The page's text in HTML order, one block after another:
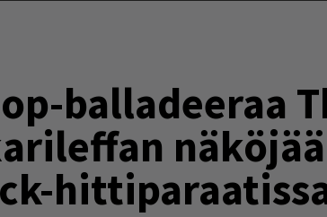
balladeeraa